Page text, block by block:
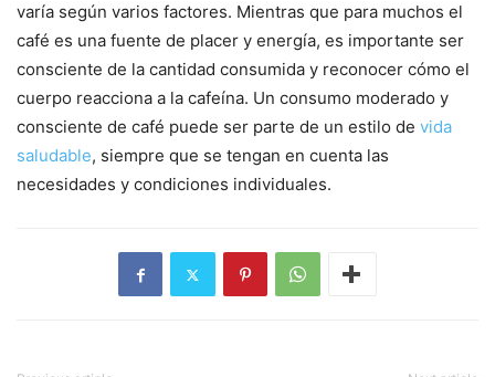
varía según varios factores. Mientras que para muchos el
café es una fuente de placer y energía, es importante ser
consciente de la cantidad consumida y reconocer cómo el
cuerpo reacciona a la cafeína. Un consumo moderado y
consciente de café puede ser parte de un estilo de vida
saludable, siempre que se tengan en cuenta las
necesidades y condiciones individuales.